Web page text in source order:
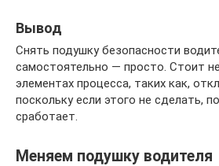
Вывод
Снять подушку безопасности
самостоятельно — просто. Стоит
элементах процесса, таких как,
поскольку если этого не сделать,
сработает.
Меняем подушку водителя